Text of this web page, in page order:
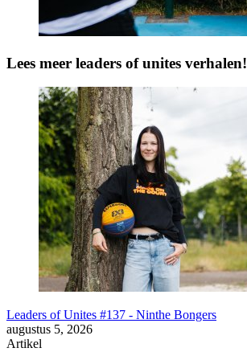
Lees meer leaders of unites verhalen!
Leaders of Unites #137 - Ninthe Bongers
augustus 5, 2026
Artikel